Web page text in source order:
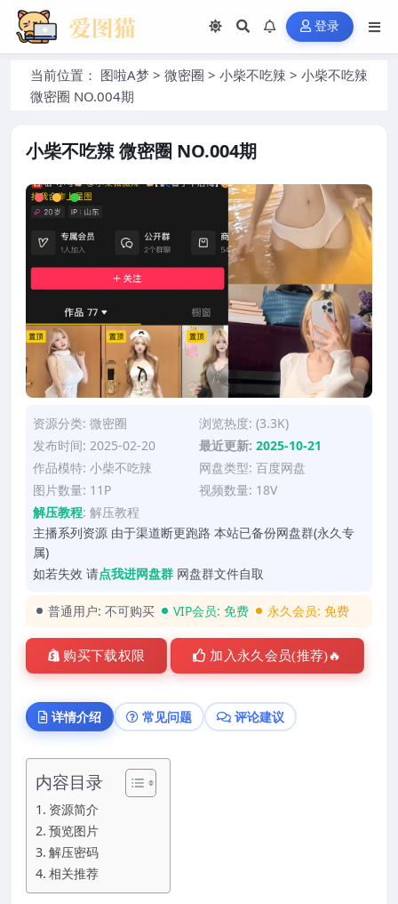
登录
当前位置： 图啦A梦 > 微密圈 > 小柴不吃辣 > 小柴不吃辣
微密圈 NO.004期
小柴不吃辣 微密圈 NO.004期
资源分类: 微密圈
浏览热度: (3.3K)
发布时间: 2025-02-20
最近更新: 2025-10-21
作品模特: 小柴不吃辣
网盘类型: 百度网盘
图片数量: 11P
视频数量: 18V
解压教程: 解压教程
主播系列资源 由于渠道断更跑路 本站已备份网盘群(永久专
属)
如若失效 请点我进网盘群 网盘群文件自取
普通用户: 不可购买 VIP会员: 免费 永久会员: 免费
购买下载权限 加入永久会员(推荐)🔥
详情介绍 常见问题 评论建议
内容目录
资源简介
预览图片
解压密码
相关推荐